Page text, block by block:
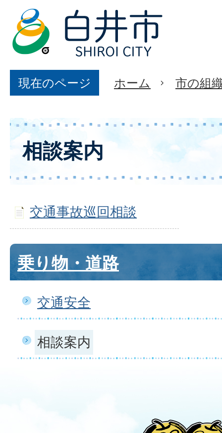
現在のページ ホーム 市の組
相談案内
交通事故巡回相談
乗り物・道路
交通安全
相談案内